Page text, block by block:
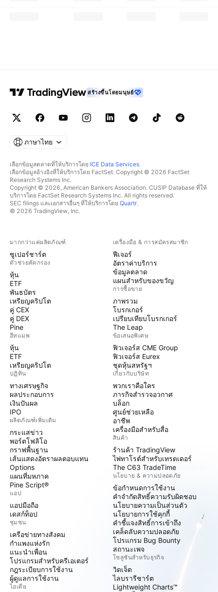
สร้างขึ้นโดยมนุษย์
ภาษาไทย
เลือกข้อมูลตลาดที่ให้บริการโดย ICE Data Services.
เลือกข้อมูลอ้างอิงที่ให้บริการโดย FactSet. Copyright © 2026 FactSet
Research Systems Inc.
Copyright © 2026, American Bankers Association. CUSIP Database ที่ให้
บริการโดย FactSet Research Systems Inc. All rights reserved.
SEC filings และเอกสารอื่นๆ ที่ให้บริการโดย Quartr.
© 2026 TradingView, Inc.
มากกว่าแค่ผลิตภัณฑ์
ซูเปอร์ชาร์ต
ตัวช่วยคัดกรอง
หุ้น
ETF
พันธบัตร
เหรียญคริปโต
คู่ CEX
คู่ DEX
Pine
ฮีทแมพ
หุ้น
ETF
เหรียญคริปโต
ปฏิทิน
ทางเศรษฐกิจ
ผลประกอบการ
เงินปันผล
IPO
ผลิตภัณฑ์เพิ่มเติม
กระแสข่าว
พอร์ตโฟลิโอ
กราฟพื้นฐาน
เส้นแสดงอัตราผลตอบแทน
Options
แผนที่มหภาค
Pine Script®
แอป
แอปมือถือ
เดสก์ท็อป
ชุมชน
เครือข่ายทางสังคม
กำแพงแห่งรัก
แนะนำเพื่อน
โปรแกรมสำหรับครีเอเตอร์
กฎระเบียบการใช้งาน
ผู้ดูแลการใช้งาน
ไอเดีย
เครื่องมือ & การสมัครสมาชิก
ฟีเจอร์
อัตราค่าบริการ
ข้อมูลตลาด
แผนสำหรับของขวัญ
การซื้อขาย
ภาพรวม
โบรกเกอร์
เปรียบเทียบโบรกเกอร์
The Leap
ข้อเสนอพิเศษ
ฟิวเจอร์ส CME Group
ฟิวเจอร์ส Eurex
ชุดหุ้นสหรัฐฯ
เกี่ยวกับบริษัท
พวกเราคือใคร
ภารกิจสำรวจอวกาศ
บล็อก
ศูนย์ช่วยเหลือ
อาชีพ
เครื่องมือสำหรับสื่อ
สินค้า
ร้านค้า TradingView
ไพ่ทาโรต์สำหรับเทรดเดอร์
The C63 TradeTime
นโยบาย & ความปลอดภัย
ข้อกำหนดการใช้งาน
คำจำกัดสิทธิ์ความรับผิดชอบ
นโยบายความเป็นส่วนตัว
นโยบายการใช้คุกกี้
คำชี้แจงสิทธิ์การเข้าถึง
เคล็ดลับความปลอดภัย
โปรแกรม Bug Bounty
สถานะเพจ
โซลูชันสำหรับธุรกิจ
วิดเจ็ต
ไลบรารีชาร์ต
Lightweight Charts™